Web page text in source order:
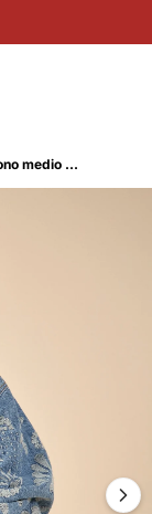
Chaqueta en denim tono medio para mujer - Azul